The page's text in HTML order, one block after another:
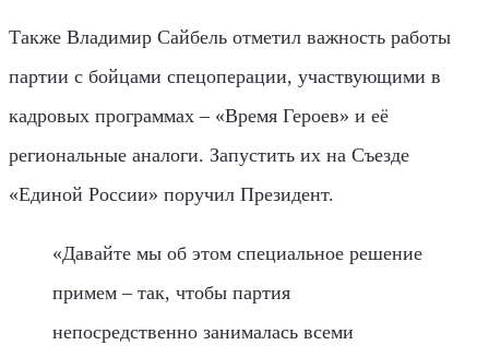
Также Владимир Сайбель отметил важность работы
партии с бойцами спецоперации, участвующими в
кадровых программах – «Время Героев» и её
региональные аналоги. Запустить их на Съезде
«Единой России» поручил Президент.
«Давайте мы об этом специальное решение
примем – так, чтобы партия
непосредственно занималась всеми